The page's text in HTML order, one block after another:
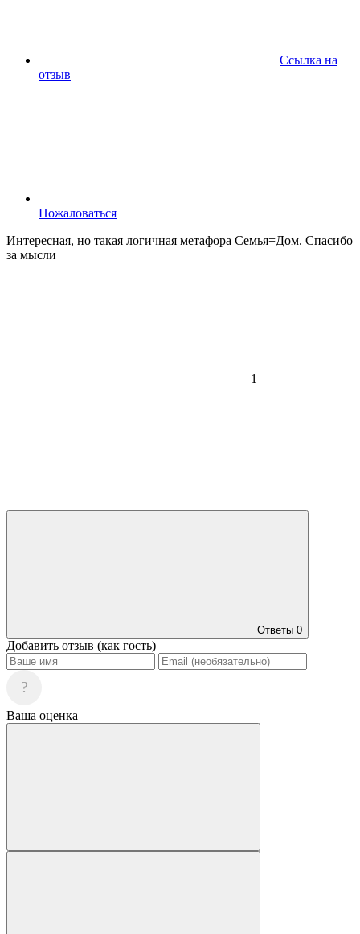
Ссылка на
отзыв
Пожаловаться
Интересная, но такая логичная метафора Семья=Дом. Спасибо
за мысли
1
Ответы 0
Добавить отзыв (как гость)
?
Ваша оценка